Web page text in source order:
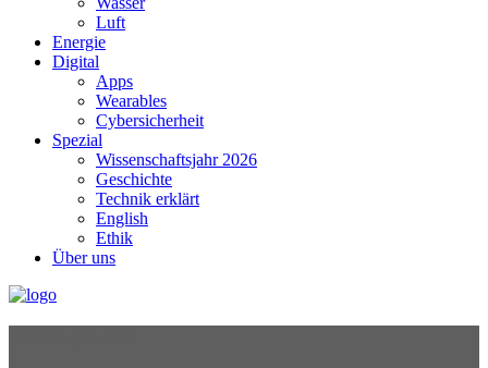
Luft
Energie
Digital
Apps
Wearables
Cybersicherheit
Spezial
Wissenschaftsjahr 2026
Geschichte
Technik erklärt
English
Ethik
Über uns